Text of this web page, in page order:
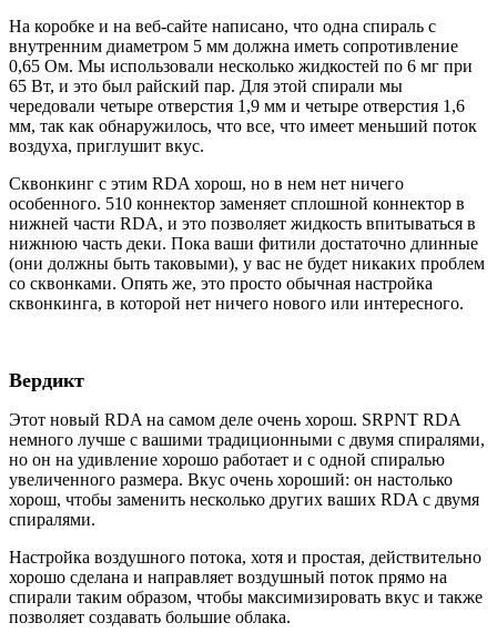
На коробке и на веб-сайте написано, что одна спираль с
внутренним диаметром 5 мм должна иметь сопротивление
0,65 Ом. Мы использовали несколько жидкостей по 6 мг при
65 Вт, и это был райский пар. Для этой спирали мы
чередовали четыре отверстия 1,9 мм и четыре отверстия 1,6
мм, так как обнаружилось, что все, что имеет меньший поток
воздуха, приглушит вкус.
Сквонкинг с этим RDA хорош, но в нем нет ничего
особенного. 510 коннектор заменяет сплошной коннектор в
нижней части RDA, и это позволяет жидкость впитываться в
нижнюю часть деки. Пока ваши фитили достаточно длинные
(они должны быть таковыми), у вас не будет никаких проблем
со сквонками. Опять же, это просто обычная настройка
сквонкинга, в которой нет ничего нового или интересного.
Вердикт
Этот новый RDA на самом деле очень хорош. SRPNT RDA
немного лучше с вашими традиционными с двумя спиралями,
но он на удивление хорошо работает и с одной спиралью
увеличенного размера. Вкус очень хороший: он настолько
хорош, чтобы заменить несколько других ваших RDA с двумя
спиралями.
Настройка воздушного потока, хотя и простая, действительно
хорошо сделана и направляет воздушный поток прямо на
спирали таким образом, чтобы максимизировать вкус и также
позволяет создавать большие облака.